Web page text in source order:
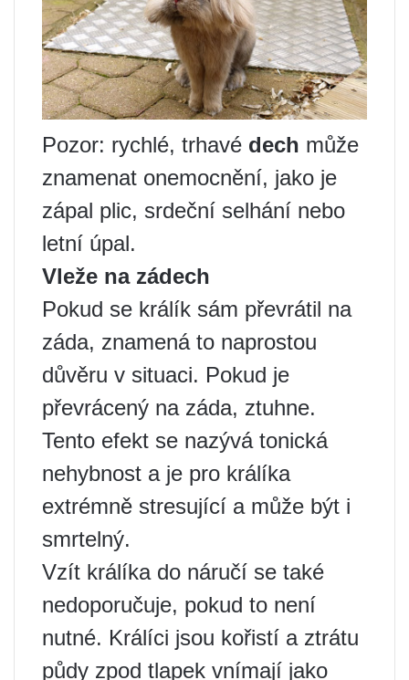
Pozor: rychlé, trhavé dech může
znamenat onemocnění, jako je
zápal plic, srdeční selhání nebo
letní úpal.
Vleže na zádech
Pokud se králík sám převrátil na
záda, znamená to naprostou
důvěru v situaci. Pokud je
převrácený na záda, ztuhne.
Tento efekt se nazývá tonická
nehybnost a je pro králíka
extrémně stresující a může být i
smrtelný.
Vzít králíka do náručí se také
nedoporučuje, pokud to není
nutné. Králíci jsou kořistí a ztrátu
půdy zpod tlapek vnímají jako